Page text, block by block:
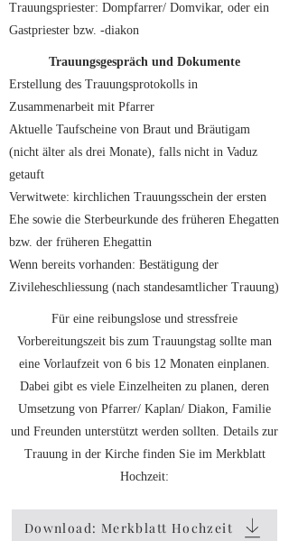
Trauungspriester: Dompfarrer/ Domvikar, oder ein
Gastpriester bzw. -diakon
Trauungsgespräch und Dokumente
Erstellung des Trauungsprotokolls in
Zusammenarbeit mit Pfarrer
Aktuelle Taufscheine von Braut und Bräutigam
(nicht älter als drei Monate), falls nicht in Vaduz
getauft
Verwitwete: kirchlichen Trauungsschein der ersten
Ehe sowie die Sterbeurkunde des früheren Ehegatten
bzw. der früheren Ehegattin
Wenn bereits vorhanden: Bestätigung der
Zivileheschliessung (nach standesamtlicher Trauung)
Für eine reibungslose und stressfreie
Vorbereitungszeit bis zum Trauungstag sollte man
eine Vorlaufzeit von 6 bis 12 Monaten einplanen.
Dabei gibt es viele Einzelheiten zu planen, deren
Umsetzung von Pfarrer/ Kaplan/ Diakon, Familie
und Freunden unterstützt werden sollten. Details zur
Trauung in der Kirche finden Sie im Merkblatt
Hochzeit:
Download: Merkblatt Hochzeit